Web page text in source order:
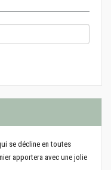
se décline en toutes
apportera avec une jolie